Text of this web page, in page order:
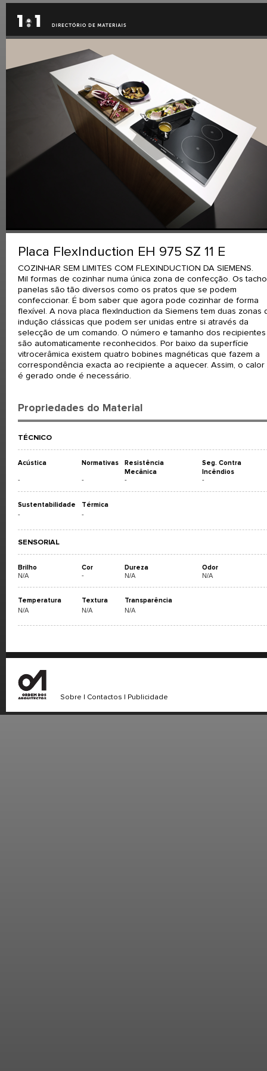
Placa FlexInduction EH 975 SZ 11 E
COZINHAR SEM LIMITES COM FLEXINDUCTION DA SIEMENS.
Mil formas de cozinhar numa única zona de confecção. Os
panelas são tão diversos como os pratos que se podem
confeccionar. É bom saber que agora pode cozinhar de forma
flexível. A nova placa flexInduction da Siemens tem duas zonas
indução clássicas que podem ser unidas entre si através da
selecção de um comando. O número e tamanho dos recipientes
são automaticamente reconhecidos. Por baixo da superfície
vitrocerâmica existem quatro bobines magnéticas que fazem a
correspondência exacta ao recipiente a aquecer. Assim, o calor
é gerado onde é necessário.
Propriedades do Material
TÉCNICO
Acústica Normativas
Resistência
Mecânica
Seg. Contra
Incêndios
- - - -
Sustentabilidade Térmica
- -
SENSORIAL
Brilho Cor Dureza Odor
N/A - N/A N/A
Temperatura Textura Transparência
N/A N/A N/A
Sobre Contactos Publicidade